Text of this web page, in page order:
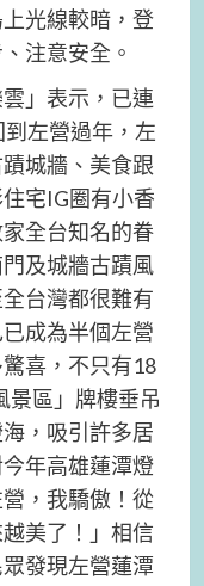
光線較暗，登
注意安全。
」表示，已連
左營過年，左
城牆、美食跟
宅IG圈有小香
全台知名的眷
及城牆古蹟風
台灣都很難有
成為半個左營
喜，不只有18
景區」牌樓垂吊
，吸引許多居
年高雄蓮潭燈
，我驕傲！從
美了！」相信
發現左營蓮潭